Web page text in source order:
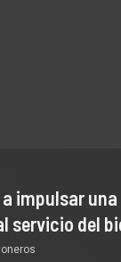
impulsar una
servicio del